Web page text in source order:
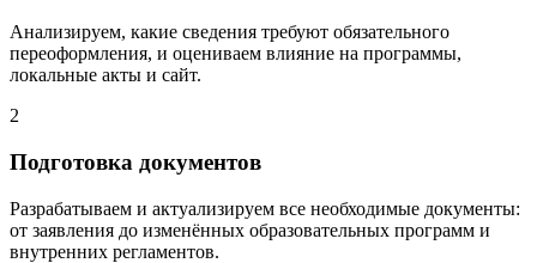
Анализируем, какие сведения требуют обязательного
переоформления, и оцениваем влияние на программы,
локальные акты и сайт.
2
Подготовка документов
Разрабатываем и актуализируем все необходимые документы:
от заявления до изменённых образовательных программ и
внутренних регламентов.